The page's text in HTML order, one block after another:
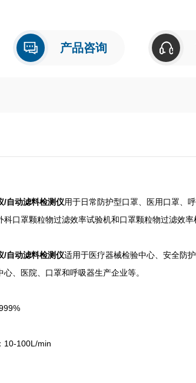
产品咨询
/自动滤料检测仪用于日常防护型口罩、医用口罩、
口罩颗粒物过滤效率试验机和口罩颗粒物过滤效率
/自动滤料检测仪适用于医疗器械检验中心、安全防
、医院、口罩和呼吸器生产企业等。
10-100L/min